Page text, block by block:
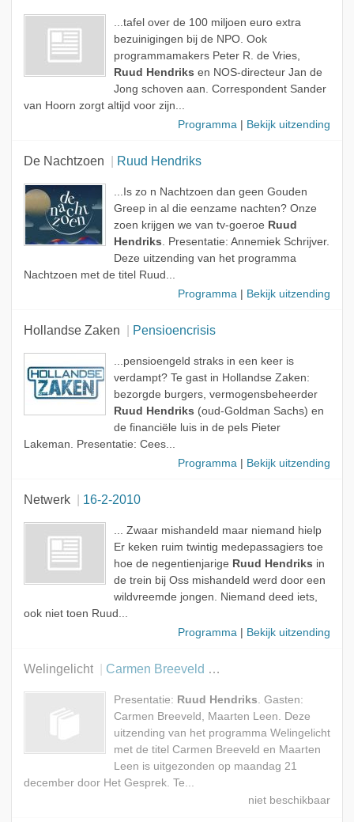
...tafel over de 100 miljoen euro extra
bezuinigingen bij de NPO. Ook
programmamakers Peter R. de Vries,
Ruud Hendriks en NOS-directeur Jan de
Jong schoven aan. Correspondent Sander
van Hoorn zorgt altijd voor zijn...
Programma
Bekijk uitzending
De Nachtzoen Ruud Hendriks
...Is zo n Nachtzoen dan geen Gouden
Greep in al die eenzame nachten? Onze
zoen krijgen we van tv-goeroe Ruud
Hendriks. Presentatie: Annemiek Schrijver.
Deze uitzending van het programma
Nachtzoen met de titel Ruud...
Programma
Bekijk uitzending
Hollandse Zaken Pensioencrisis
...pensioengeld straks in een keer is
verdampt? Te gast in Hollandse Zaken:
bezorgde burgers, vermogensbeheerder
Ruud Hendriks (oud-Goldman Sachs) en
de financiële luis in de pels Pieter
Lakeman. Presentatie: Cees...
Programma
Bekijk uitzending
Netwerk 16-2-2010
... Zwaar mishandeld maar niemand hielp
Er keken ruim twintig medepassagiers toe
hoe de negentienjarige Ruud Hendriks in
de trein bij Oss mishandeld werd door een
wildvreemde jongen. Niemand deed iets,
ook niet toen Ruud...
Programma
Bekijk uitzending
Welingelicht Carmen Breeveld en Maarten Leen
Presentatie: Ruud Hendriks. Gasten:
Carmen Breeveld, Maarten Leen. Deze
uitzending van het programma Welingelicht
met de titel Carmen Breeveld en Maarten
Leen is uitgezonden op maandag 21
december door Het Gesprek. Te...